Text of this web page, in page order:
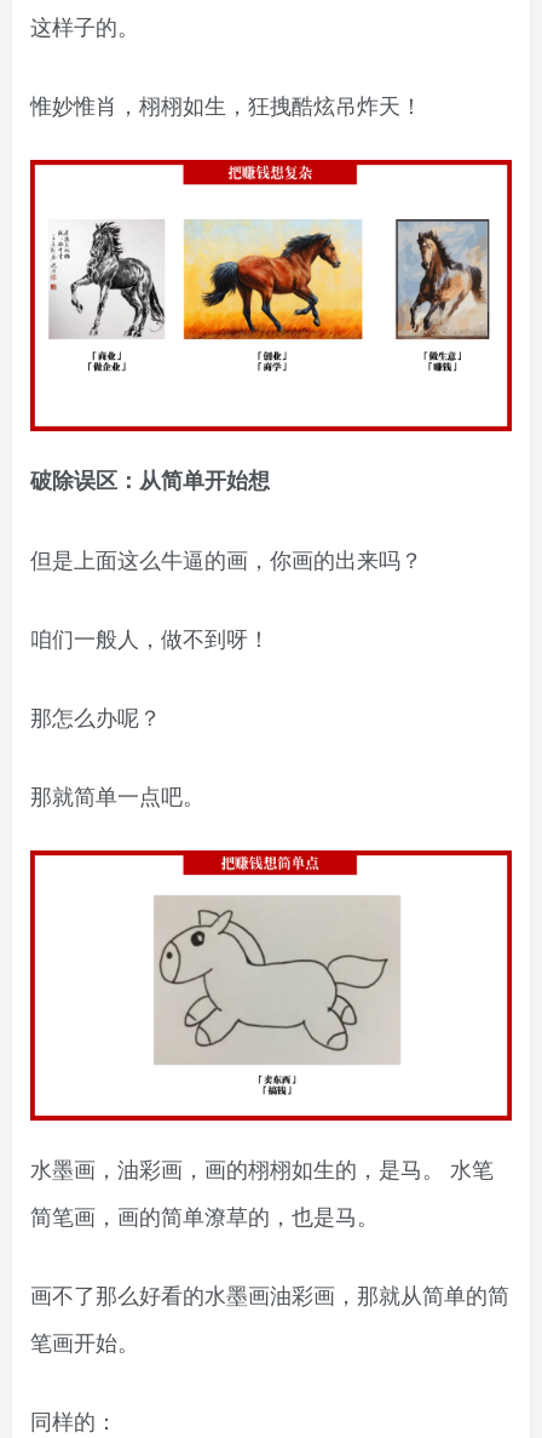
这样子的。
惟妙惟肖，栩栩如生，狂拽酷炫吊炸天！
破除误区：从简单开始想
但是上面这么牛逼的画，你画的出来吗？
咱们一般人，做不到呀！
那怎么办呢？
那就简单一点吧。
水墨画，油彩画，画的栩栩如生的，是马。 水笔
简笔画，画的简单潦草的，也是马。
画不了那么好看的水墨画油彩画，那就从简单的简
笔画开始。
同样的：